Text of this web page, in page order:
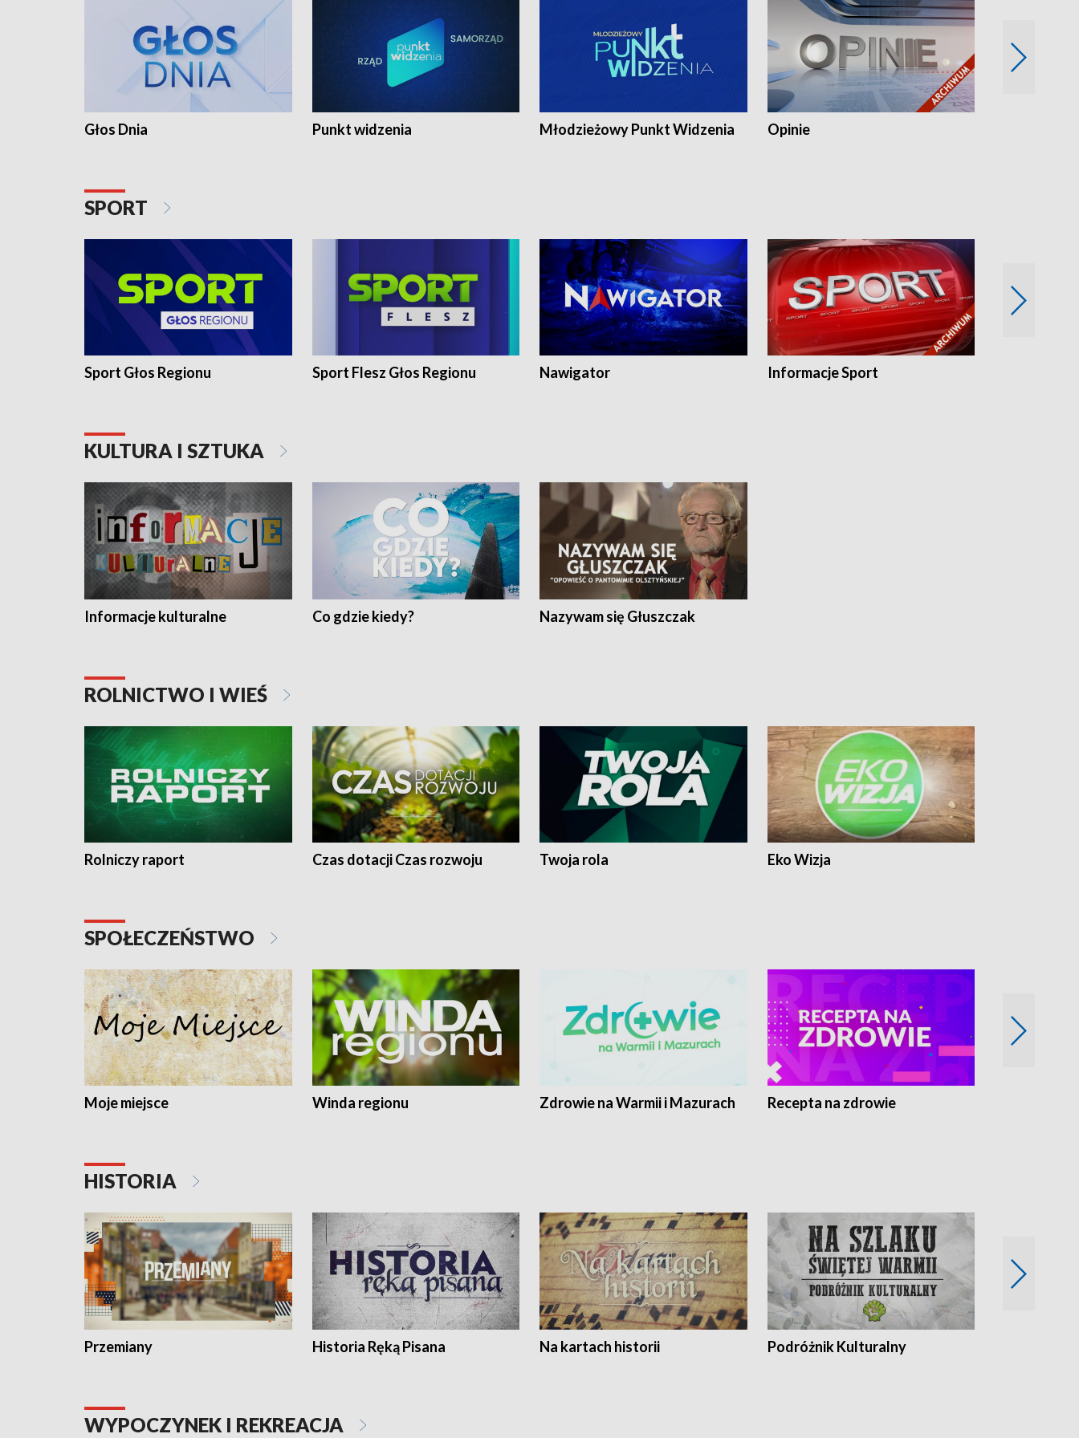
Głos Dnia Punkt widzenia Młodzieżowy Punkt Widzenia Opinie
SPORT
Sport Głos Regionu Sport Flesz Głos Regionu Nawigator Informacje Sport
KULTURA I SZTUKA
Informacje kulturalne Co gdzie kiedy? Nazywam się Głuszczak
ROLNICTWO I WIEŚ
Rolniczy raport Czas dotacji Czas rozwoju Twoja rola Eko Wizja
SPOŁECZEŃSTWO
Moje miejsce Winda regionu Zdrowie na Warmii i Mazurach Recepta na zdrowie
HISTORIA
Przemiany Historia Ręką Pisana Na kartach historii Podróżnik Kulturalny
WYPOCZYNEK I REKREACJA